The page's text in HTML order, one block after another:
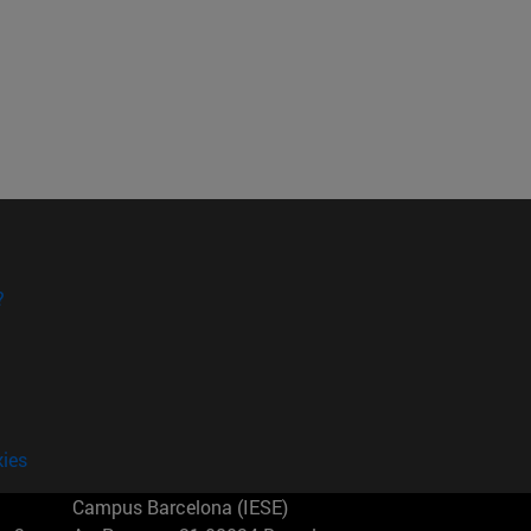
Campus Barcelona (IESE)